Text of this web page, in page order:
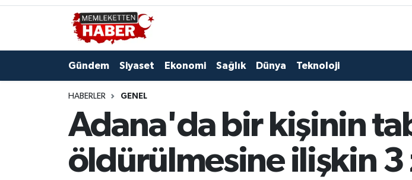
Gündem Siyaset Ekonomi Sağlık Dünya Teknoloji
HABERLER GENEL
Adana'da bir kişinin
öldürülmesine ilişkin 3